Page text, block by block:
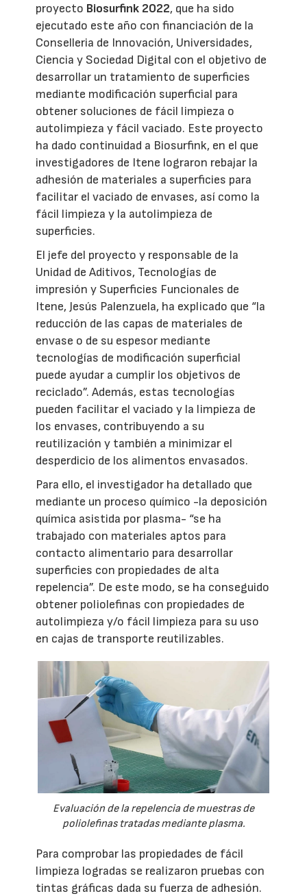
proyecto Biosurfink 2022, que ha sido
ejecutado este año con financiación de la
Conselleria de Innovación, Universidades,
Ciencia y Sociedad Digital con el objetivo de
desarrollar un tratamiento de superficies
mediante modificación superficial para
obtener soluciones de fácil limpieza o
autolimpieza y fácil vaciado. Este proyecto
ha dado continuidad a Biosurfink, en el que
investigadores de Itene lograron rebajar la
adhesión de materiales a superficies para
facilitar el vaciado de envases, así como la
fácil limpieza y la autolimpieza de
superficies.
El jefe del proyecto y responsable de la
Unidad de Aditivos, Tecnologías de
impresión y Superficies Funcionales de
Itene, Jesús Palenzuela, ha explicado que “la
reducción de las capas de materiales de
envase o de su espesor mediante
tecnologías de modificación superficial
puede ayudar a cumplir los objetivos de
reciclado”. Además, estas tecnologías
pueden facilitar el vaciado y la limpieza de
los envases, contribuyendo a su
reutilización y también a minimizar el
desperdicio de los alimentos envasados.
Para ello, el investigador ha detallado que
mediante un proceso químico -la deposición
química asistida por plasma- “se ha
trabajado con materiales aptos para
contacto alimentario para desarrollar
superficies con propiedades de alta
repelencia”. De este modo, se ha conseguido
obtener poliolefinas con propiedades de
autolimpieza y/o fácil limpieza para su uso
en cajas de transporte reutilizables.
Evaluación de la repelencia de muestras de
poliolefinas tratadas mediante plasma.
Para comprobar las propiedades de fácil
limpieza logradas se realizaron pruebas con
tintas gráficas dada su fuerza de adhesión.